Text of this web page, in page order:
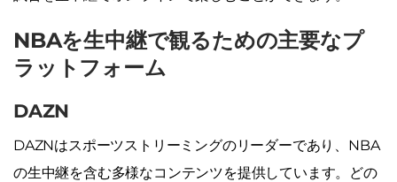
NBAを生中継で観るための主要なプ
ラットフォーム
DAZN
DAZNはスポーツストリーミングのリーダーであり、NBA
の生中継を含む多様なコンテンツを提供しています。どの